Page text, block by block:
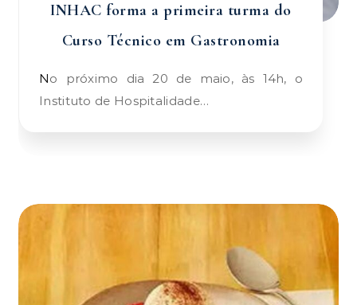
INHAC forma a primeira turma do
Curso Técnico em Gastronomia
No próximo dia 20 de maio, às 14h, o
Instituto de Hospitalidade…